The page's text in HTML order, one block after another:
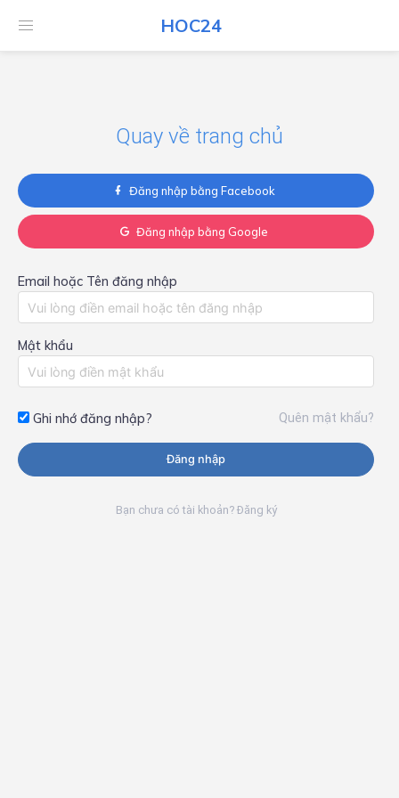
HOC24
HOC24
Quay về trang chủ
Đăng nhập bằng Facebook
Đăng nhập bằng Google
Email hoặc Tên đăng nhập
Mật khẩu
Ghi nhớ đăng nhập? Quên mật khẩu?
Đăng nhập
Bạn chưa có tài khoản? Đăng ký